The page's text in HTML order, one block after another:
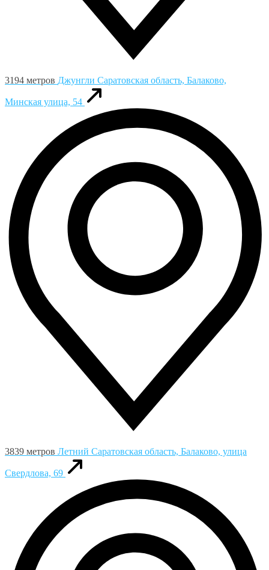
3194 метров Джунгли Саратовская область, Балаково,
Минская улица, 54
3839 метров Летний Саратовская область, Балаково, улица
Свердлова, 69